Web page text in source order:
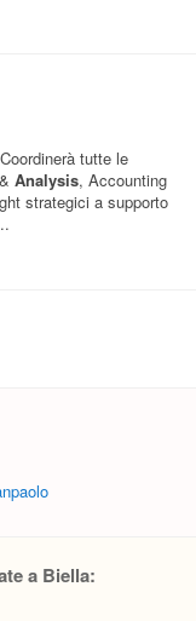
tutte le
Analysis, Accounting
strategici a supporto
a Biella: